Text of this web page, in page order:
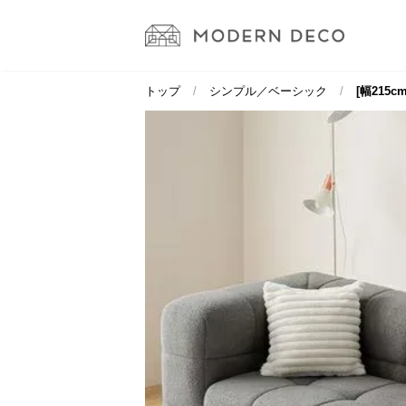
トップ シンプル／ベーシック [幅